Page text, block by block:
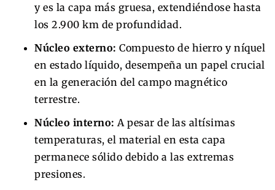
y es la capa más gruesa, extendiéndose hasta
los 2.900 km de profundidad.
Núcleo externo: Compuesto de hierro y níquel
en estado líquido, desempeña un papel crucial
en la generación del campo magnético
terrestre.
Núcleo interno: A pesar de las altísimas
temperaturas, el material en esta capa
permanece sólido debido a las extremas
presiones.